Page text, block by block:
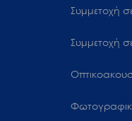
Συμμετοχή
Συμμετοχή